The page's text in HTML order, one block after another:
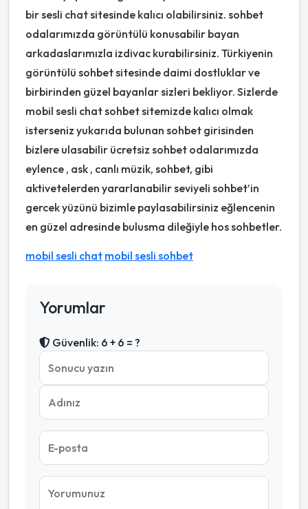
bir sesli chat sitesinde kalıcı olabilirsiniz. sohbet
odalarımızda görüntülü konusabilir bayan
arkadaslarımızla izdivac kurabilirsiniz. Türkiyenin
görüntülü sohbet sitesinde daimi dostluklar ve
birbirinden güzel bayanlar sizleri bekliyor. Sizlerde
mobil sesli chat sohbet sitemizde kalıcı olmak
isterseniz yukarıda bulunan sohbet girisinden
bizlere ulasabilir ücretsiz sohbet odalarımızda
eylence , ask , canlı müzik, sohbet, gibi
aktivetelerden yararlanabilir seviyeli sohbet’in
gercek yüzünü bizimle paylasabilirsiniz eğlencenin
en güzel adresinde bulusma dileğiyle hos sohbetler.
mobil sesli chat mobil sesli sohbet
Yorumlar
Güvenlik: 6 + 6 = ?